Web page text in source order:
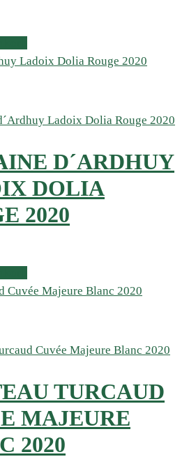
D´ARDHUY
DOLIA
2020
TURCAUD
MAJEURE
2020